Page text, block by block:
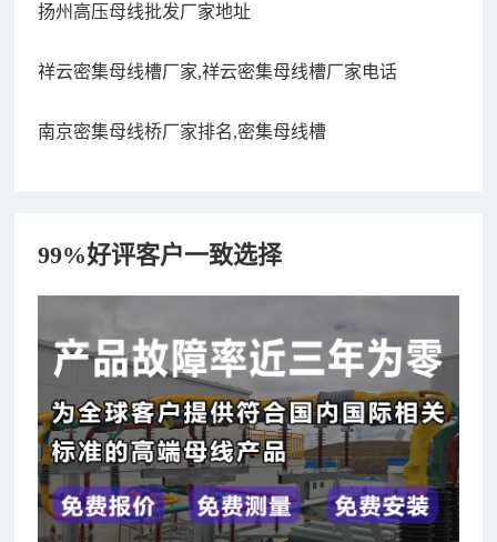
扬州高压母线批发厂家地址
祥云密集母线槽厂家,祥云密集母线槽厂家电话
南京密集母线桥厂家排名,密集母线槽
99%好评客户一致选择
182xxxx4350 秦女士 咨询了报价 7分钟前
156xxxx3534 郭先生 咨询了报价7分钟前
192xxxx2920 周先生 咨询了报价10分钟前
189xxxx6562 王先生 咨询了报价1秒前
190xxxx3508 徐女士 咨询了报价5秒前